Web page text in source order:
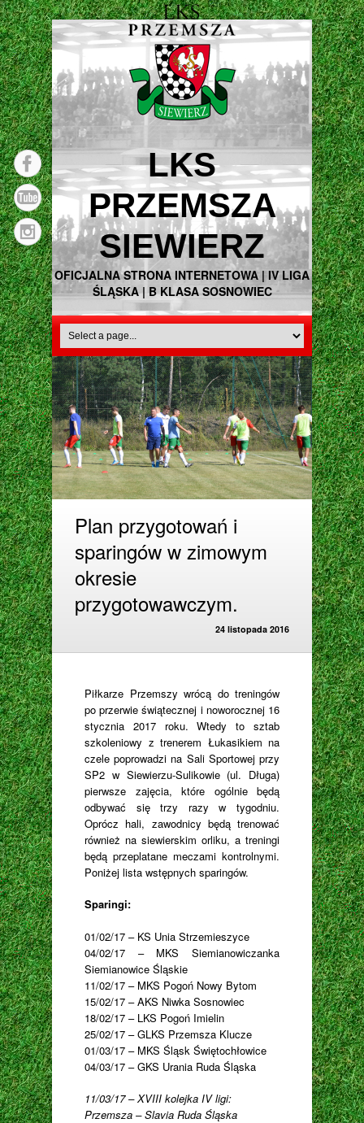
LKS
PRZEMSZA
SIEWIERZ
OFICJALNA STRONA INTERNETOWA | IV LIGA
ŚLĄSKA | B KLASA SOSNOWIEC
Plan przygotowań i
sparingów w zimowym
okresie
przygotowawczym.
24 listopada 2016
Piłkarze Przemszy wrócą do treningów
po przerwie świątecznej i noworocznej 16
stycznia 2017 roku. Wtedy to sztab
szkoleniowy z trenerem Łukasikiem na
czele poprowadzi na Sali Sportowej przy
SP2 w Siewierzu-Sulikowie (ul. Długa)
pierwsze zajęcia, które ogólnie będą
odbywać się trzy razy w tygodniu.
Oprócz hali, zawodnicy będą trenować
również na siewierskim orliku, a treningi
będą przeplatane meczami kontrolnymi.
Poniżej lista wstępnych sparingów.
Sparingi:
01/02/17 – KS Unia Strzemieszyce
04/02/17 – MKS Siemianowiczanka
Siemianowice Śląskie
11/02/17 – MKS Pogoń Nowy Bytom
15/02/17 – AKS Niwka Sosnowiec
18/02/17 – LKS Pogoń Imielin
25/02/17 – GLKS Przemsza Klucze
01/03/17 – MKS Śląsk Świętochłowice
04/03/17 – GKS Urania Ruda Śląska
11/03/17 – XVIII kolejka IV ligi:
Przemsza – Slavia Ruda Śląska